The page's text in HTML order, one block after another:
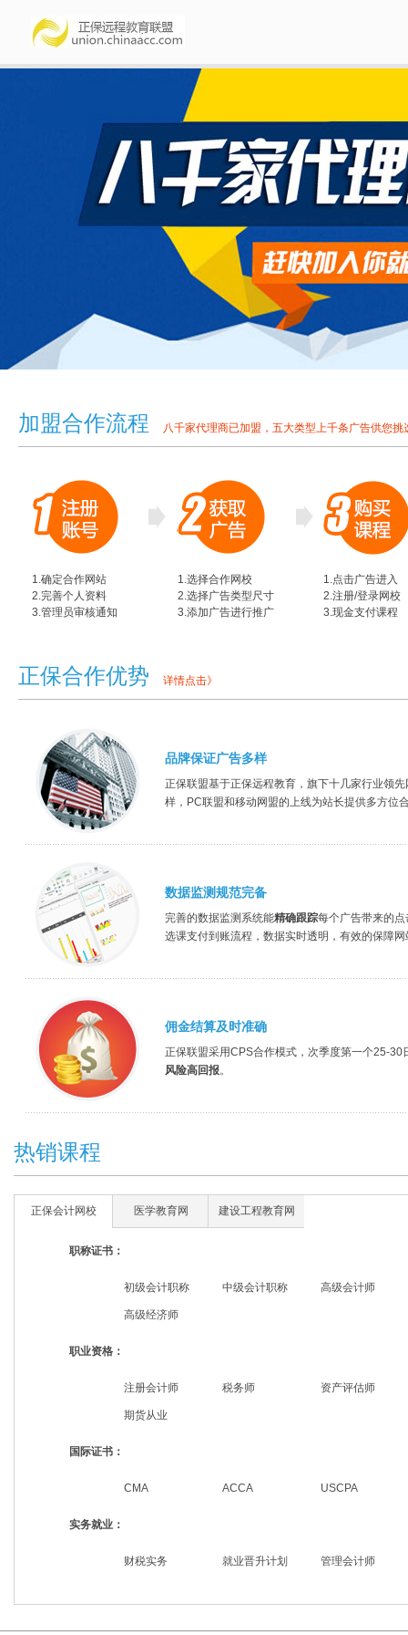
加盟合作流程 八千家代理商已加盟，五大类型上千条广告供您挑
1.确定合作网站
2.完善个人资料
3.管理员审核通知
1.选择合作网校
2.选择广告类型尺寸
3.添加广告进行推广
1.点击广告进入
2.注册/登录网校
3.现金支付课程
正保合作优势 详情点击》
品牌保证广告多样
正保联盟基于正保远程教育，旗下十几家行业领
样，PC联盟和移动网盟的上线为站长提供多方位
数据监测规范完备
完善的数据监测系统能精确跟踪每个广告带来的
选课支付到账流程，数据实时透明，有效的保障
佣金结算及时准确
正保联盟采用CPS合作模式，次季度第一个25-30
风险高回报。
热销课程
正保会计网校 医学教育网 建设工程教育网
职称证书：
初级会计职称 中级会计职称 高级会计师
高级经济师
职业资格：
注册会计师 税务师 资产评估师
期货从业
国际证书：
CMA ACCA USCPA
实务就业：
财税实务 就业晋升计划 管理会计师